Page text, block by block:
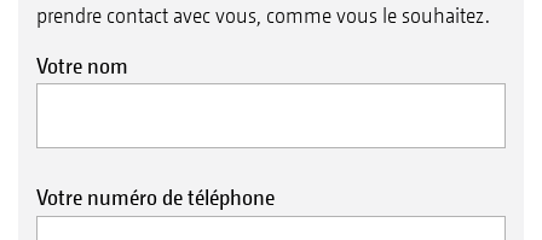
prendre contact avec vous, comme vous le souhaitez.
Votre nom
Votre numéro de téléphone